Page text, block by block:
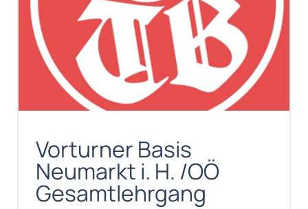
Vorturner Basis
Neumarkt i. H. /OÖ
Gesamtlehrgang